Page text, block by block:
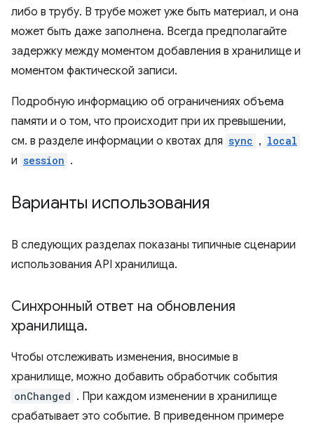
либо в трубу. В трубе может уже быть материал, и она
может быть даже заполнена. Всегда предполагайте
задержку между моментом добавления в хранилище и
моментом фактической записи.
Подробную информацию об ограничениях объема
памяти и о том, что происходит при их превышении,
см. в разделе информации о квотах для sync , local
и session .
Варианты использования
В следующих разделах показаны типичные сценарии
использования API хранилища.
Синхронный ответ на обновления
хранилища.
Чтобы отслеживать изменения, вносимые в
хранилище, можно добавить обработчик события
onChanged . При каждом изменении в хранилище
срабатывает это событие. В приведенном примере